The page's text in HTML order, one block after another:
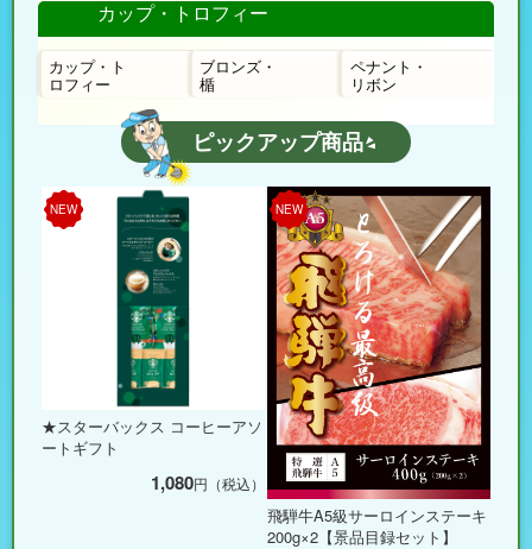
カップ・トロフィー
カップ・ト
ロフィー
ブロンズ・
楯
ペナント・
リボン
ピックアップ商品
NEW
★スターバックス コーヒーアソ
ートギフト
1,080円（税込）
NEW
飛騨牛A5級サーロインステーキ
200g×2【景品目録セット】